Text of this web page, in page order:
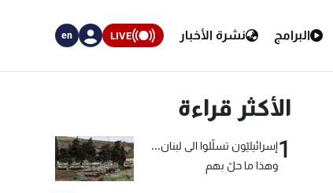
البرامج نشرة الأخبار LIVE
en
الأكثر قراءة
1إسرائيليّون تسلّلوا الى لبنان...
وهذا ما حلّ بهم